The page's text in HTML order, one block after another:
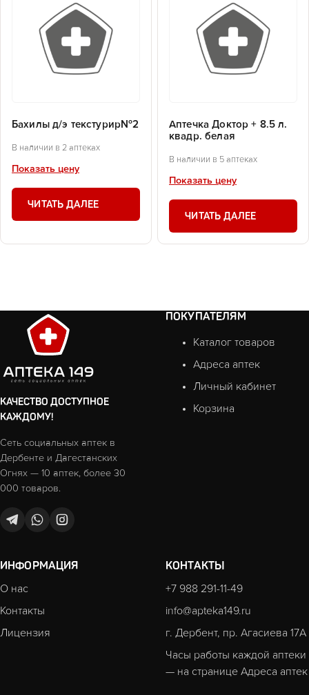
Бахилы д/э текстурир№2
В наличии в 2 аптеках
Показать цену
ЧИТАТЬ ДАЛЕЕ
Аптечка Доктор + 8.5 л.
квадр. белая
В наличии в 5 аптеках
Показать цену
ЧИТАТЬ ДАЛЕЕ
КАЧЕСТВО ДОСТУПНОЕ
КАЖДОМУ!
Сеть социальных аптек в
Дербенте и Дагестанских
Огнях — 10 аптек, более 30
000 товаров.
ПОКУПАТЕЛЯМ
Каталог товаров
Адреса аптек
Личный кабинет
Корзина
ИНФОРМАЦИЯ
О нас
Контакты
Лицензия
КОНТАКТЫ
+7 988 291-11-49
info@apteka149.ru
г. Дербент, пр. Агасиева 17А
Часы работы каждой аптеки
— на странице Адреса аптек